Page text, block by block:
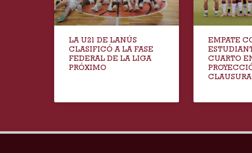
LA U21 DE LANÚS
CLASIFICÓ A LA FASE
FEDERAL DE LA LIGA
PRÓXIMO
EMPATE
CUARTO
CLAUSURA